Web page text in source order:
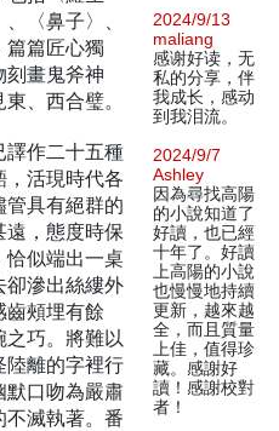
〈鼻子〉、
篇篇匠心獨
刻畫鬼斧神
、西合璧。
譯作二十五種
，活現時代各
管具有絕群的
遠，態度時保
恰似端出一桌
卻滲出絲縷外
齒頰埋有餘
之巧。將難以
陸離的字裡行
默口吻為嚴肅
不滅執著。番
2024/9/13
maliang
感谢好读，无
私的分享，伴
我成长，感动
到我泪流。
2024/9/7
Ashley
因為尋找高陽
的小說知道了
好讀，也已經
十年了。好讀
上高陽的小說
也慢慢地持續
更新，越來越
全，而且質量
上佳，值得珍
藏。感謝好
讀！感謝校對
者！